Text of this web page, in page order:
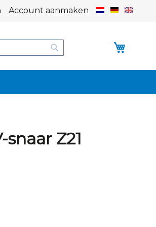
Taal
Account aanmaken
snaar Z21